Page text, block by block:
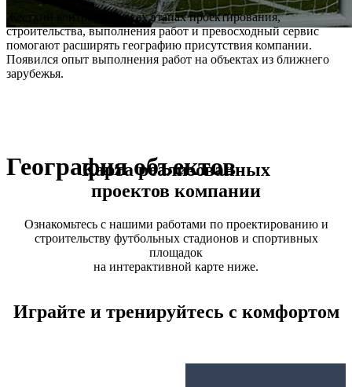
География объектов
Жесткий контроль на всех этапах проектирования,
строительства, выполнения работ и превосходный сервис
помогают расширять географию присутствия компании.
Появился опыт выполнения работ на объектах из ближнего
зарубежья.
Карта реализованных
проектов компании
Ознакомьтесь с нашими работами по проектированию и
строительству футбольных стадионов и спортивных
площадок
на интерактивной карте ниже.
Играйте и тренируйтесь с комфортом